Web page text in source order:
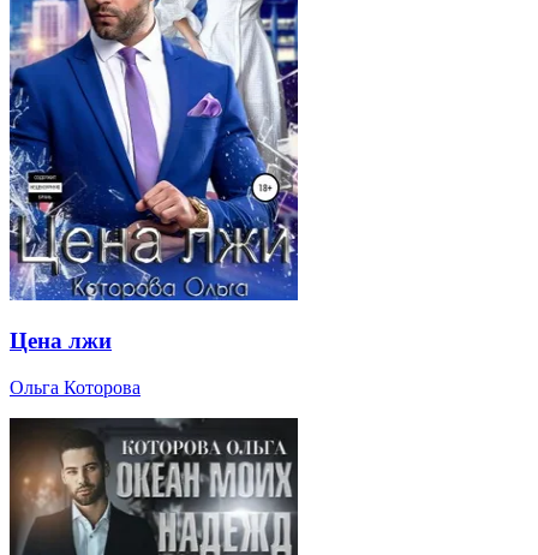
Цена лжи
Ольга Которова